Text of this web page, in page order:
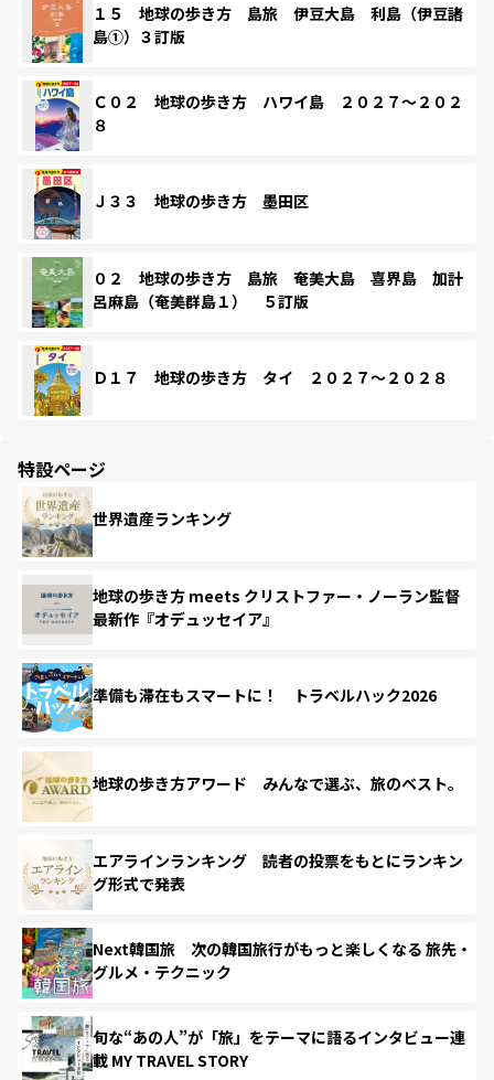
１５ 地球の歩き方 島旅 伊豆大島 利島（伊豆諸
島①）３訂版
Ｃ０２ 地球の歩き方 ハワイ島 ２０２７～２０２
８
Ｊ３３ 地球の歩き方 墨田区
０２ 地球の歩き方 島旅 奄美大島 喜界島 加計
呂麻島（奄美群島１） ５訂版
Ｄ１７ 地球の歩き方 タイ ２０２７～２０２８
特設ページ
世界遺産ランキング
地球の歩き方 meets クリストファー・ノーラン監督
最新作『オデュッセイア』
準備も滞在もスマートに！ トラベルハック2026
地球の歩き方アワード みんなで選ぶ、旅のベスト。
エアラインランキング 読者の投票をもとにランキン
グ形式で発表
Next韓国旅 次の韓国旅行がもっと楽しくなる 旅先・
グルメ・テクニック
旬な“あの人”が「旅」をテーマに語るインタビュー連
載 MY TRAVEL STORY